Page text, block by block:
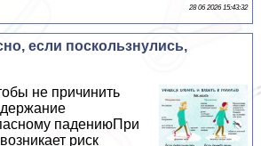
28 06 2026 15:43:32
если поскользнулись,
не причинить
падениюПри
риск